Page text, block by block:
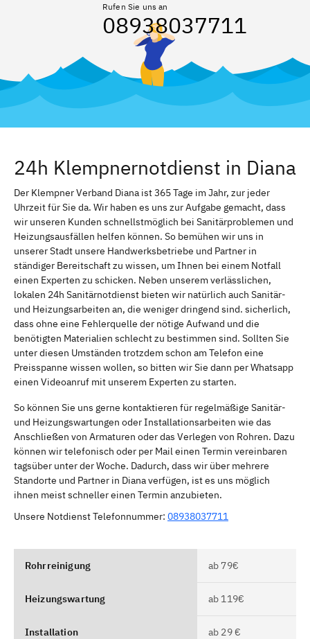
Rufen Sie uns an
08938037711
24h Klempnernotdienst in Diana
Der Klempner Verband Diana ist 365 Tage im Jahr, zur jeder
Uhrzeit für Sie da. Wir haben es uns zur Aufgabe gemacht, dass
wir unseren Kunden schnellstmöglich bei Sanitärproblemen und
Heizungsausfällen helfen können. So bemühen wir uns in
unserer Stadt unsere Handwerksbetriebe und Partner in
ständiger Bereitschaft zu wissen, um Ihnen bei einem Notfall
einen Experten zu schicken. Neben unserem verlässlichen,
lokalen 24h Sanitärnotdienst bieten wir natürlich auch Sanitär-
und Heizungsarbeiten an, die weniger dringend sind. sicherlich,
dass ohne eine Fehlerquelle der nötige Aufwand und die
benötigten Materialien schlecht zu bestimmen sind. Sollten Sie
unter diesen Umständen trotzdem schon am Telefon eine
Preisspanne wissen wollen, so bitten wir Sie dann per Whatsapp
einen Videoanruf mit unserem Experten zu starten.
So können Sie uns gerne kontaktieren für regelmäßige Sanitär-
und Heizungswartungen oder Installationsarbeiten wie das
Anschließen von Armaturen oder das Verlegen von Rohren. Dazu
können wir telefonisch oder per Mail einen Termin vereinbaren
tagsüber unter der Woche. Dadurch, dass wir über mehrere
Standorte und Partner in Diana verfügen, ist es uns möglich
ihnen meist schneller einen Termin anzubieten.
Unsere Notdienst Telefonnummer: 08938037711
Rohrreinigung ab 79€
Heizungswartung ab 119€
Installation ab 29 €